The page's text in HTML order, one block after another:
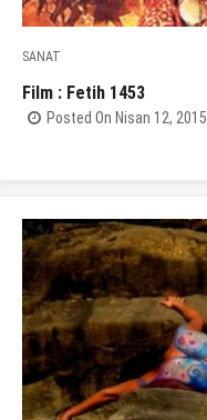
SANAT
Film : Fetih 1453
Posted On Nisan 12, 2015